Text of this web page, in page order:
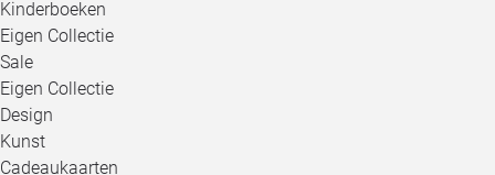
Kinderboeken
Eigen Collectie
Sale
Eigen Collectie
Design
Kunst
Cadeaukaarten